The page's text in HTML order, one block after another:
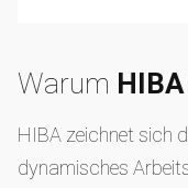
Warum
HIBA zeichnet sich
dynamisches